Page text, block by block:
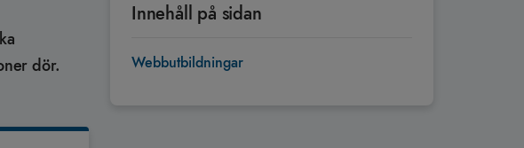
Innehåll på sidan
Webbutbildningar
dör.